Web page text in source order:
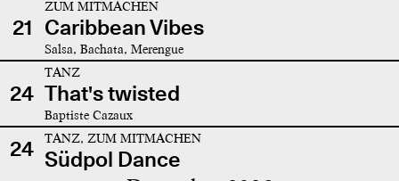
21
ZUM MITMACHEN
Caribbean Vibes
Salsa, Bachata, Merengue
24
TANZ
That's twisted
Baptiste Cazaux
24 TANZ, ZUM MITMACHEN
Südpol Dance